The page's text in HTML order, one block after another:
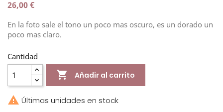
26,00 €
En la foto sale el tono un poco mas oscuro, es un dorado un
poco mas claro.
Cantidad
 Añadir al carrito
 Últimas unidades en stock